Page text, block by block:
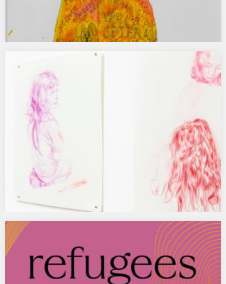
Pod płaszczykiem emocji, Galeria Szara Kamienica
Pod płaszczykiem emocji / Under the Cloak of Emotions For ENG
please scroll downPaweł Baśnik – Justyna…
Images from the Realm of Uncertain Identities,
Glassyard Gallery, Budapest
Nowe rysunki dostępne w ofercie Glassyard Gallery. /Scroll
down for English/ Szeretettel várunk minden érdeklődőt a
Glassyard…